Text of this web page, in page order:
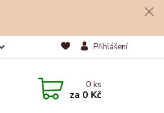
Přihlášení
0ks
za 0 Kč